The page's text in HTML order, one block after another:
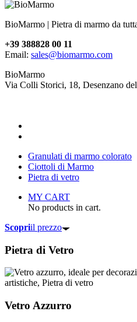
BioMarmo | Pietra di marmo da
+39 388828 00 11
Email: sales@biomarmo.com
BioMarmo
Via Colli Storici, 18, Desenzano
Granulati di marmo colorato
Ciottoli di Marmo
Pietra di vetro
MY CART
No products in cart.
Scopriil prezzo
Pietra di Vetro
Vetro Azzurro